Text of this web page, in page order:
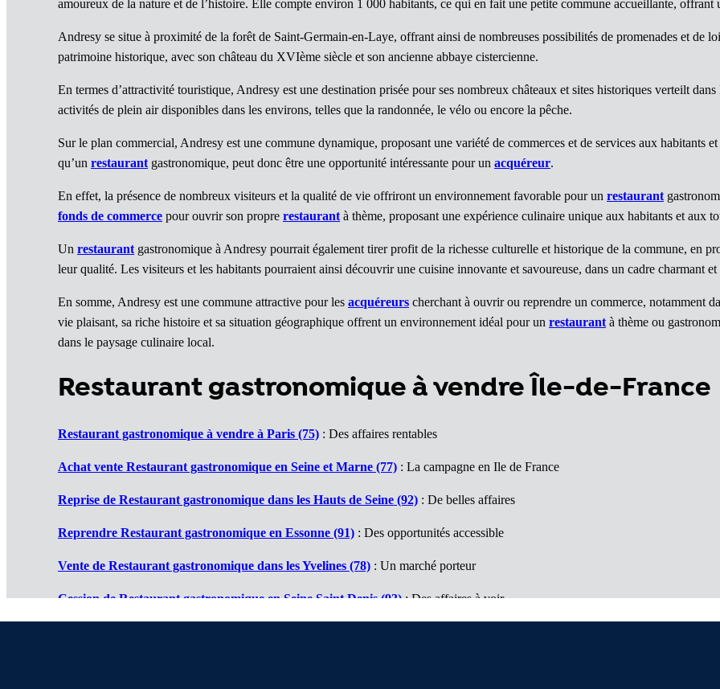
amoureux de la nature et de l’histoire. Elle compte environ 1 000 habitants, ce qui en fait une petite commune accueillante, offrant
Andresy se situe à proximité de la forêt de Saint-Germain-en-Laye, offrant ainsi de nombreuses possibilités de promenades et de
patrimoine historique, avec son château du XVIème siècle et son ancienne abbaye cistercienne.
En termes d’attractivité touristique, Andresy est une destination prisée pour ses nombreux châteaux et sites historiques verteilt
activités de plein air disponibles dans les environs, telles que la randonnée, le vélo ou encore la pêche.
Sur le plan commercial, Andresy est une commune dynamique, proposant une variété de commerces et de services aux habitants
qu’un restaurant gastronomique, peut donc être une opportunité intéressante pour un acquéreur.
En effet, la présence de nombreux visiteurs et la qualité de vie offriront un environnement favorable pour un restaurant
fonds de commerce pour ouvrir son propre restaurant à thème, proposant une expérience culinaire unique aux habitants et aux
Un restaurant gastronomique à Andresy pourrait également tirer profit de la richesse culturelle et historique de la commune, en
leur qualité. Les visiteurs et les habitants pourraient ainsi découvrir une cuisine innovante et savoureuse, dans un cadre charmant et
En somme, Andresy est une commune attractive pour les acquéreurs cherchant à ouvrir ou reprendre un commerce, notamment
vie plaisant, sa riche histoire et sa situation géographique offrent un environnement idéal pour un restaurant à thème ou
dans le paysage culinaire local.
Restaurant gastronomique à vendre Île-de-France
Restaurant gastronomique à vendre à Paris (75) : Des affaires rentables
Achat vente Restaurant gastronomique en Seine et Marne (77) : La campagne en Ile de France
Reprise de Restaurant gastronomique dans les Hauts de Seine (92) : De belles affaires
Reprendre Restaurant gastronomique en Essonne (91) : Des opportunités accessible
Vente de Restaurant gastronomique dans les Yvelines (78) : Un marché porteur
Cession de Restaurant gastronomique en Seine Saint Denis (93): Des affaires à voir